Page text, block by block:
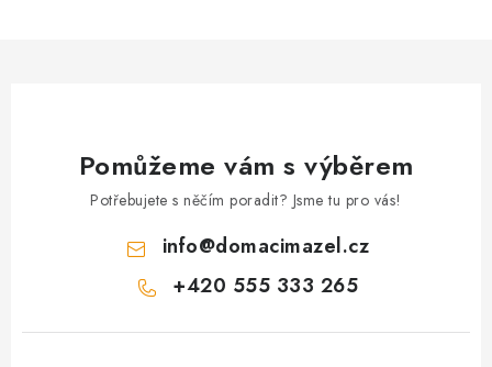
Pomůžeme vám s výběrem
Potřebujete s něčím poradit? Jsme tu pro vás!
info@domacimazel.cz
+420 555 333 265